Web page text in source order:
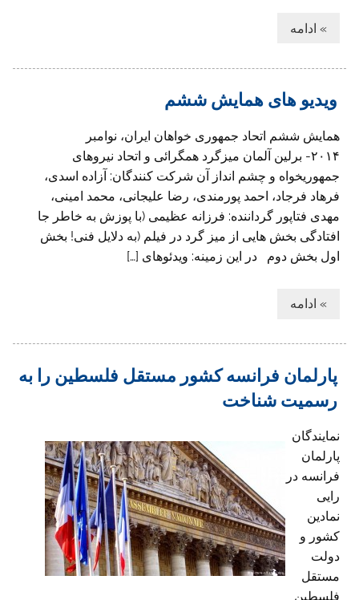
» ادامه
ویدیو های همایش ششم
همایش ششم اتحاد جمهوری خواهان ایران، نوامبر
۲۰۱۴- برلین آلمان میزگرد همگرائی و اتحاد نیروهای
جمهوریخواه و چشم انداز آن شرکت کنندگان: آزاده اسدی،
فرهاد فرجاد، احمد پورمندی، رضا علیجانی، محمد امینی،
مهدی فتاپور گرداننده: فرزانه عظیمی (با پوزش به خاطر جا
افتادگی بخش هایی از میز گرد در فیلم (به دلایل فنی! بخش
اول بخش دوم در این زمینه: ویدئوهای […]
» ادامه
پارلمان فرانسه کشور مستقل فلسطین را به
رسمیت شناخت
نمایندگان
پارلمان
فرانسه در
رایی
نمادین
کشور و
دولت
مستقل
فلسطین